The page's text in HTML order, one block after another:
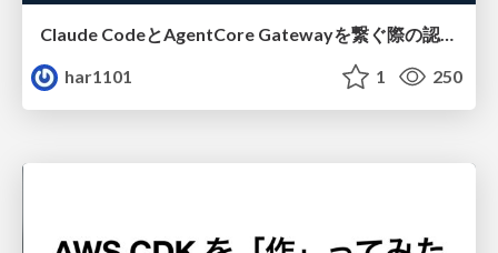
har1101
1 250